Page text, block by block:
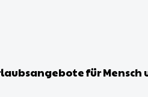
für Mensch